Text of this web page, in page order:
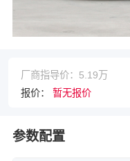
厂商指导价：5.19万
报价： 暂无报价
参数配置